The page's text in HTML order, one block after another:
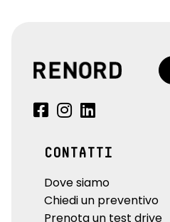
CONTATTI
Dove siamo
Chiedi un preventivo
Prenota un test drive